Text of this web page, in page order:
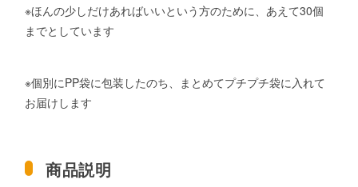
※ほんの少しだけあればいいという方のために、あえて30個
までとしています
※個別にPP袋に包装したのち、まとめてプチプチ袋に入れて
お届けします
商品説明